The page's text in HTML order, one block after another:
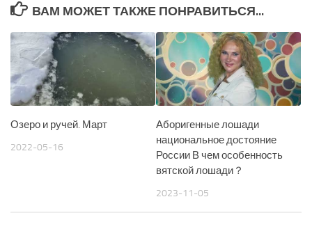
ВАМ МОЖЕТ ТАКЖЕ ПОНРАВИТЬСЯ...
Озеро и ручей. Март
2022-05-16
Аборигенные лошади
национальное достояние
России В чем особенность
вятской лошади？
2023-11-05